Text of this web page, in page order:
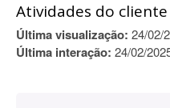
Atividades do
Última visualização: 24/02/
Última interação: 24/02/